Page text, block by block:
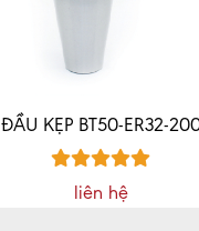
ĐẦU KẸP BT50-ER32-
liên hệ